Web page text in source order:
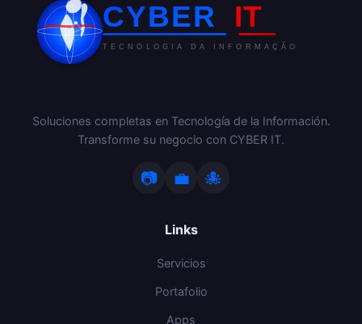
Soluciones completas en Tecnología de la Información.
Transforme su negocio con CYBER IT.
📷 💼 🐙
Links
Servicios
Portafolio
Apps